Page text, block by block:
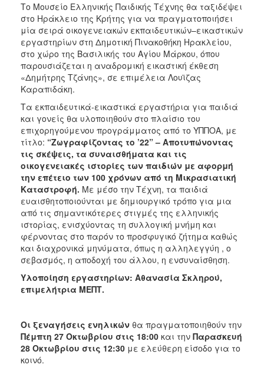
Το Μουσείο Ελληνικής Παιδικής Τέχνης θα ταξιδέψει
στο Ηράκλειο της Κρήτης για να πραγματοποιήσει
μία σειρά οικογενειακών εκπαιδευτικών–εικαστικών
εργαστηρίων στη Δημοτική Πινακοθήκη Ηρακλείου,
στο χώρο της Βασιλικής του Αγίου Μάρκου, όπου
παρουσιάζεται η αναδρομική εικαστική έκθεση
«Δημήτρης Τζάνης», σε επιμέλεια Λουϊζας
Καραπιδάκη.
Τα εκπαιδευτικά-εικαστικά εργαστήρια για παιδιά
και γονείς θα υλοποιηθούν στο πλαίσιο του
επιχορηγούμενου προγράμματος από το ΥΠΠΟΑ, με
τίτλο: “Ζωγραφίζοντας το ’22” – Αποτυπώνοντας
τις σκέψεις, τα συναισθήματα και τις
οικογενειακές ιστορίες των παιδιών με αφορμή
την επέτειο των 100 χρόνων από τη Μικρασιατική
Καταστροφή. Με μέσο την Τέχνη, τα παιδιά
ευαισθητοποιούνται με δημιουργικό τρόπο για μια
από τις σημαντικότερες στιγμές της ελληνικής
ιστορίας, ενισχύοντας τη συλλογική μνήμη και
φέρνοντας στο παρόν το προσφυγικό ζήτημα καθώς
και διαχρονικά μηνύματα, όπως η αλληλεγγύη , ο
σεβασμός, η αποδοχή του άλλου, η ενσυναίσθηση.
Υλοποίηση εργαστηρίων: Αθανασία Σκληρού,
επιμελήτρια ΜΕΠΤ.
Οι ξεναγήσεις ενηλικών θα πραγματοποιηθούν την
Πέμπτη 27 Οκτωβρίου στις 18:00 και την Παρασκευή
28 Οκτωβρίου στις 12:30 με ελεύθερη είσοδο για το
κοινό.